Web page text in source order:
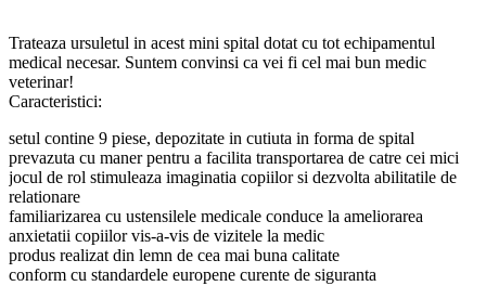
Trateaza ursuletul in acest mini spital dotat cu tot echipamentul
medical necesar. Suntem convinsi ca vei fi cel mai bun medic
veterinar!
Caracteristici:
setul contine 9 piese, depozitate in cutiuta in forma de spital
prevazuta cu maner pentru a facilita transportarea de catre cei mici
jocul de rol stimuleaza imaginatia copiilor si dezvolta abilitatile de
relationare
familiarizarea cu ustensilele medicale conduce la ameliorarea
anxietatii copiilor vis-a-vis de vizitele la medic
produs realizat din lemn de cea mai buna calitate
conform cu standardele europene curente de siguranta